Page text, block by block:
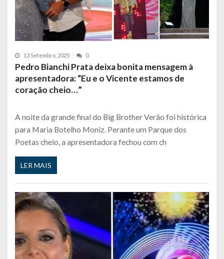
13 Setembro, 2025 0
Pedro Bianchi Prata deixa bonita mensagem à
apresentadora: “Eu e o Vicente estamos de
coração cheio…”
A noite da grande final do Big Brother Verão foi histórica
para Maria Botelho Moniz. Perante um Parque dos
Poetas cheio, a apresentadora fechou com ch
LER MAIS